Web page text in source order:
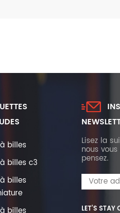
billes
billes c3
billes
Lisez la
nous
pensez.
LET’S STAY